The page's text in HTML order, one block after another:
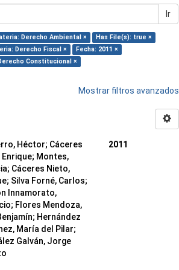
Ir
Derecho Ambiental ×
Has File(s): true ×
Derecho Fiscal ×
Fecha: 2011 ×
Constitucional ×
Mostrar filtros avanzados
Héctor; Cáceres
Enrique; Montes,
; Cáceres Nieto,
; Silva Forné, Carlos;
Innamorato,
; Flores Mendoza,
; Hernández
María del Pilar;
Galván, Jorge
2011